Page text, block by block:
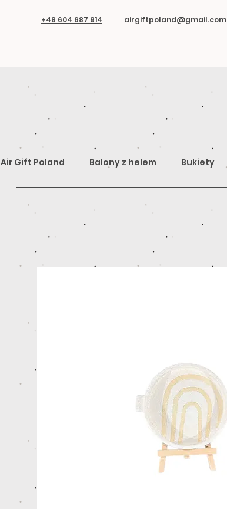
+48 604 687 914 airgiftpoland@gmail.com
Air Gift Poland Balony z helem Bukiety